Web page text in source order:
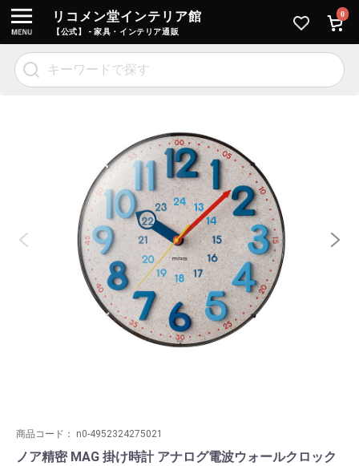
リコメン堂インテリア館
【公式】 - 家具・インテリア通販
0
商品コード： n0-4952324275021
ノア精密 MAG 掛け時計 アナログ電波ウォールクロック